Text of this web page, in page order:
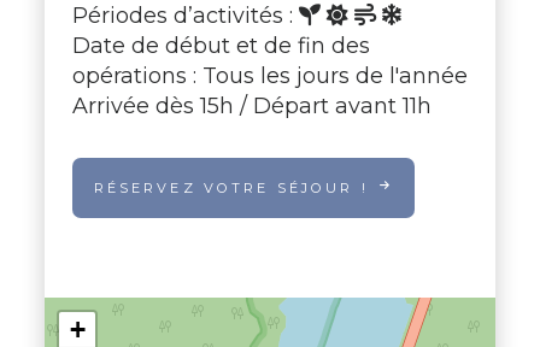
Périodes d’activités :
Date de début et de fin des
opérations : Tous les jours de l'année
Arrivée dès 15h / Départ avant 11h
RÉSERVEZ VOTRE SÉJOUR !
+